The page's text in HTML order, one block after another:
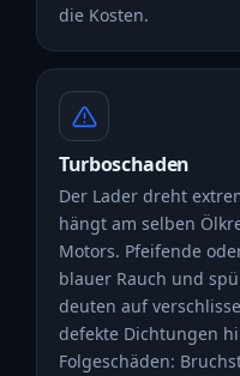
die Kosten.
Turboschaden
Der Lader dreht
hängt am selben
Motors. Pfeifende
blauer Rauch und
deuten auf
defekte Dichtungen
Folgeschäden: